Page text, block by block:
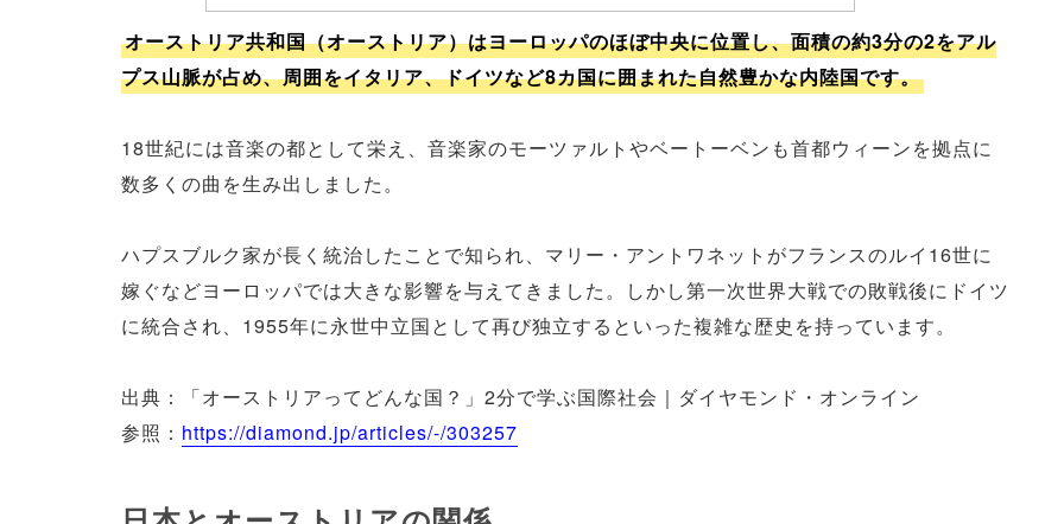
オーストリア共和国（オーストリア）はヨーロッパのほぼ中央に位置し、面積の約3分の2をアル
プス山脈が占め、周囲をイタリア、ドイツなど8カ国に囲まれた自然豊かな内陸国です。
18世紀には音楽の都として栄え、音楽家のモーツァルトやベートーベンも首都ウィーンを拠点に
数多くの曲を生み出しました。
ハプスブルク家が長く統治したことで知られ、マリー・アントワネットがフランスのルイ16世に
嫁ぐなどヨーロッパでは大きな影響を与えてきました。しかし第一次世界大戦での敗戦後にドイツ
に統合され、1955年に永世中立国として再び独立するといった複雑な歴史を持っています。
出典：「オーストリアってどんな国？」2分で学ぶ国際社会｜ダイヤモンド・オンライン
参照： https://diamond.jp/articles/-/303257